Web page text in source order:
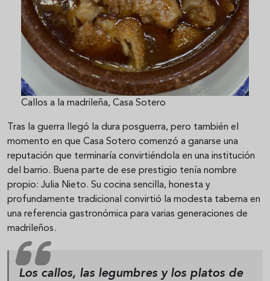
Callos a la madrileña, Casa Sotero
Tras la guerra llegó la dura posguerra, pero también el
momento en que Casa Sotero comenzó a ganarse una
reputación que terminaría convirtiéndola en una institución
del barrio. Buena parte de ese prestigio tenía nombre
propio: Julia Nieto. Su cocina sencilla, honesta y
profundamente tradicional convirtió la modesta taberna en
una referencia gastronómica para varias generaciones de
madrileños.
Los callos, las legumbres y los platos de